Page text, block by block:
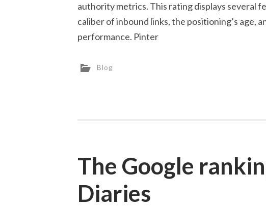
authority metrics. This rating displays several
caliber of inbound links, the positioning’s age,
performance. Pinter
Blog
The Google
Diaries